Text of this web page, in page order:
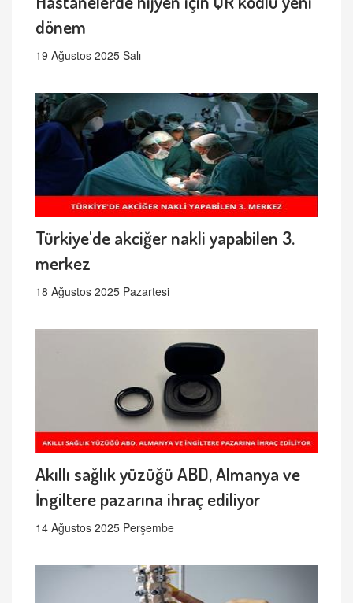
dönem
19 Ağustos 2025 Salı
Türkiye'de akciğer nakli yapabilen 3.
merkez
18 Ağustos 2025 Pazartesi
Akıllı sağlık yüzüğü ABD, Almanya ve
İngiltere pazarına ihraç ediliyor
14 Ağustos 2025 Perşembe